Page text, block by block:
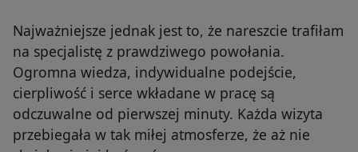
Najważniejsze jednak jest to, że nareszcie trafiłam
na specjalistę z prawdziwego powołania.
Ogromna wiedza, indywidualne podejście,
cierpliwość i serce wkładane w pracę są
odczuwalne od pierwszej minuty. Każda wizyta
przebiegała w tak miłej atmosferze, że aż nie